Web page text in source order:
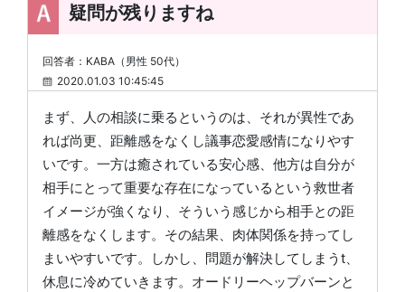
疑問が残りますね
回答者：KABA（男性 50代）
2020.01.03 10:45:45
まず、人の相談に乗るというのは、それが異性であ
れば尚更、距離感をなくし議事恋愛感情になりやす
いです。一方は癒されている安心感、他方は自分が
相手にとって重要な存在になっているという救世者
イメージが強くなり、そういう感じから相手との距
離感をなくします。その結果、肉体関係を持ってし
まいやすいです。しかし、問題が解決してしまうt、
休息に冷めていきます。オードリーヘップバーンと